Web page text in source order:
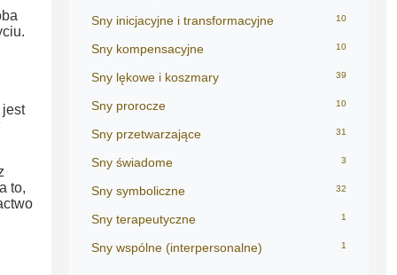
jest
to,
Sny inicjacyjne i transformacyjne 10
Sny kompensacyjne 10
Sny lękowe i koszmary 39
Sny prorocze 10
Sny przetwarzające 31
Sny świadome 3
Sny symboliczne 32
Sny terapeutyczne 1
Sny wspólne (interpersonalne) 1